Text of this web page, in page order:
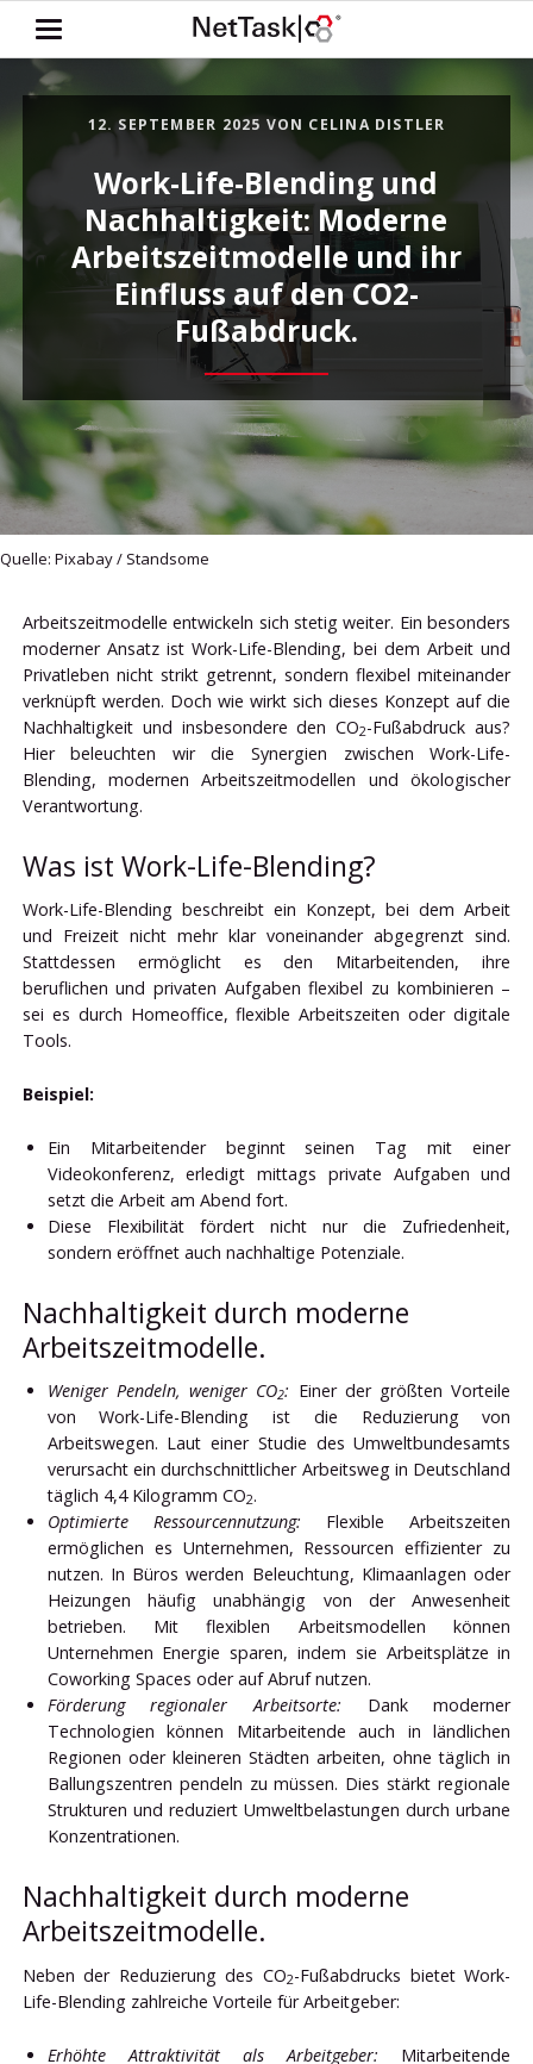
12. SEPTEMBER 2025 VON CELINA DISTLER
Work-Life-Blending und
Nachhaltigkeit: Moderne
Arbeitszeitmodelle und ihr
Einfluss auf den CO2-
Fußabdruck.
Quelle: Pixabay / Standsome
Arbeitszeitmodelle entwickeln sich stetig weiter. Ein besonders
moderner Ansatz ist Work-Life-Blending, bei dem Arbeit und
Privatleben nicht strikt getrennt, sondern flexibel miteinander
verknüpft werden. Doch wie wirkt sich dieses Konzept auf die
Nachhaltigkeit und insbesondere den CO2-Fußabdruck aus?
Hier beleuchten wir die Synergien zwischen Work-Life-
Blending, modernen Arbeitszeitmodellen und ökologischer
Verantwortung.
Was ist Work-Life-Blending?
Work-Life-Blending beschreibt ein Konzept, bei dem Arbeit
und Freizeit nicht mehr klar voneinander abgegrenzt sind.
Stattdessen ermöglicht es den Mitarbeitenden, ihre
beruflichen und privaten Aufgaben flexibel zu kombinieren –
sei es durch Homeoffice, flexible Arbeitszeiten oder digitale
Tools.
Beispiel:
Ein Mitarbeitender beginnt seinen Tag mit einer
Videokonferenz, erledigt mittags private Aufgaben und
setzt die Arbeit am Abend fort.
Diese Flexibilität fördert nicht nur die Zufriedenheit,
sondern eröffnet auch nachhaltige Potenziale.
Nachhaltigkeit durch moderne
Arbeitszeitmodelle.
Weniger Pendeln, weniger CO2: Einer der größten Vorteile
von Work-Life-Blending ist die Reduzierung von
Arbeitswegen. Laut einer Studie des Umweltbundesamts
verursacht ein durchschnittlicher Arbeitsweg in Deutschland
täglich 4,4 Kilogramm CO2.
Optimierte Ressourcennutzung: Flexible Arbeitszeiten
ermöglichen es Unternehmen, Ressourcen effizienter zu
nutzen. In Büros werden Beleuchtung, Klimaanlagen oder
Heizungen häufig unabhängig von der Anwesenheit
betrieben. Mit flexiblen Arbeitsmodellen können
Unternehmen Energie sparen, indem sie Arbeitsplätze in
Coworking Spaces oder auf Abruf nutzen.
Förderung regionaler Arbeitsorte: Dank moderner
Technologien können Mitarbeitende auch in ländlichen
Regionen oder kleineren Städten arbeiten, ohne täglich in
Ballungszentren pendeln zu müssen. Dies stärkt regionale
Strukturen und reduziert Umweltbelastungen durch urbane
Konzentrationen.
Nachhaltigkeit durch moderne
Arbeitszeitmodelle.
Neben der Reduzierung des CO2-Fußabdrucks bietet Work-
Life-Blending zahlreiche Vorteile für Arbeitgeber:
Erhöhte Attraktivität als Arbeitgeber: Mitarbeitende